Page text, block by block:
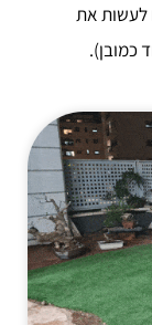
לעשות את
כמובן).